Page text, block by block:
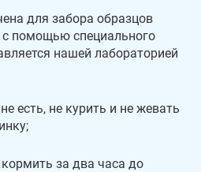
для забора образцов
с помощью специального
нашей лабораторией
есть, не курить и не жевать
за два часа до